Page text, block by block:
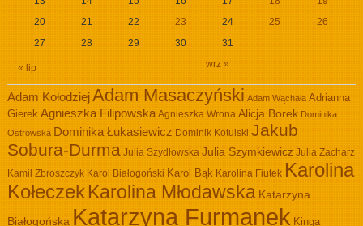
« lip wrz »
20
21 22 23 24 25
26
27
28 29 30 31
Adam KołodziejAdam Masaczyński Adam Wąchała Adrianna
Gierek Agnieszka Filipowska Agnieszka Wrona Alicja Borek Dominika
Ostrowska Dominika Łukasiewicz Dominik Kotulski Jakub
Sobura-Durma Julia Szydłowska Julia Szymkiewicz Julia Zacharz
Kamil Zbroszczyk Karol Białogoński Karol Bąk Karolina Fiutek Karolina
KołeczekKarolina Młodawska Katarzyna
Białogońska Katarzyna Furmanek Kinga